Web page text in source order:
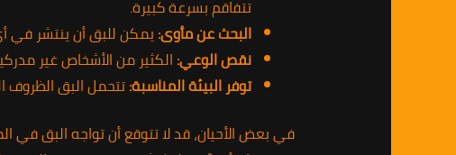
تتفاقم بسرعة كبيرة.
البحث عن مأوى: يمكن للبق أن ينتشر في
نقص الوعي: الكثير من الأشخاص غير
توفر البيئة المناسبة:تتحمل البق الظروف
في بعض الأحيان، قد لا تتوقع أن تواجه البق